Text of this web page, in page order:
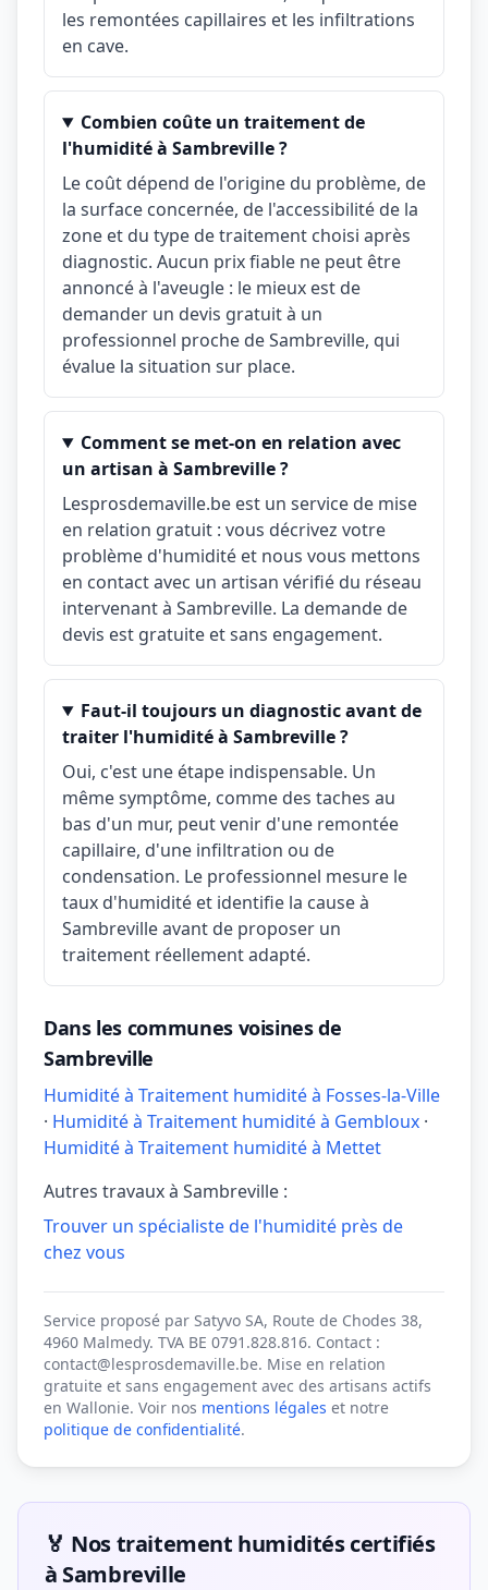
les remontées capillaires et les infiltrations
en cave.
Combien coûte un traitement de
l'humidité à Sambreville ?
Le coût dépend de l'origine du problème, de
la surface concernée, de l'accessibilité de la
zone et du type de traitement choisi après
diagnostic. Aucun prix fiable ne peut être
annoncé à l'aveugle : le mieux est de
demander un devis gratuit à un
professionnel proche de Sambreville, qui
évalue la situation sur place.
Comment se met-on en relation avec
un artisan à Sambreville ?
Lesprosdemaville.be est un service de mise
en relation gratuit : vous décrivez votre
problème d'humidité et nous vous mettons
en contact avec un artisan vérifié du réseau
intervenant à Sambreville. La demande de
devis est gratuite et sans engagement.
Faut-il toujours un diagnostic avant de
traiter l'humidité à Sambreville ?
Oui, c'est une étape indispensable. Un
même symptôme, comme des taches au
bas d'un mur, peut venir d'une remontée
capillaire, d'une infiltration ou de
condensation. Le professionnel mesure le
taux d'humidité et identifie la cause à
Sambreville avant de proposer un
traitement réellement adapté.
Dans les communes voisines de
Sambreville
Humidité à Traitement humidité à Fosses-la-Ville
· Humidité à Traitement humidité à Gembloux ·
Humidité à Traitement humidité à Mettet
Autres travaux à Sambreville :
Trouver un spécialiste de l'humidité près de
chez vous
Service proposé par Satyvo SA, Route de Chodes 38,
4960 Malmedy. TVA BE 0791.828.816. Contact :
contact@lesprosdemaville.be. Mise en relation
gratuite et sans engagement avec des artisans actifs
en Wallonie. Voir nos mentions légales et notre
politique de confidentialité.
🏅 Nos traitement humidités certifiés
à Sambreville